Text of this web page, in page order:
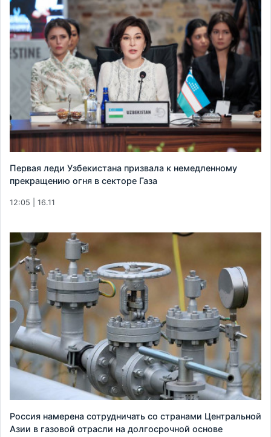
Первая леди Узбекистана призвала к немедленному
прекращению огня в секторе Газа
12:05 | 16.11
Россия намерена сотрудничать со странами Центральной
Азии в газовой отрасли на долгосрочной основе